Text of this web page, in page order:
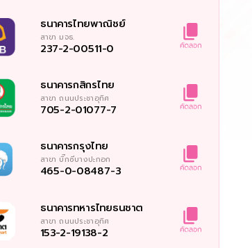
ธนาคารไทยพาณิชย์
สาขา มจธ.
237-2-00511-0
ธนาคารกสิกรไทย
สาขาถนนประชาอุทิศ
705-2-01077-7
ธนาคารกรุงไทย
สาขา บิ๊กซีบางปะกอก
465-0-08487-3
ธนาคารทหารไทยธนชาต
สาขาถนนประชาอุทิศ
153-2-19138-2